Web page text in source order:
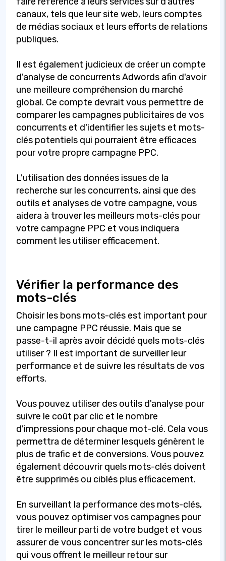
canaux, tels que leur site web, leurs comptes
de médias sociaux et leurs efforts de relations
publiques.
Il est également judicieux de créer un compte
d'analyse de concurrents Adwords afin d'avoir
une meilleure compréhension du marché
global. Ce compte devrait vous permettre de
comparer les campagnes publicitaires de vos
concurrents et d'identifier les sujets et mots-
clés potentiels qui pourraient être efficaces
pour votre propre campagne PPC.
L'utilisation des données issues de la
recherche sur les concurrents, ainsi que des
outils et analyses de votre campagne, vous
aidera à trouver les meilleurs mots-clés pour
votre campagne PPC et vous indiquera
comment les utiliser efficacement.
Vérifier la performance des
mots-clés
Choisir les bons mots-clés est important pour
une campagne PPC réussie. Mais que se
passe-t-il après avoir décidé quels mots-clés
utiliser ? Il est important de surveiller leur
performance et de suivre les résultats de vos
efforts.
Vous pouvez utiliser des outils d'analyse pour
suivre le coût par clic et le nombre
d'impressions pour chaque mot-clé. Cela vous
permettra de déterminer lesquels génèrent le
plus de trafic et de conversions. Vous pouvez
également découvrir quels mots-clés doivent
être supprimés ou ciblés plus efficacement.
En surveillant la performance des mots-clés,
vous pouvez optimiser vos campagnes pour
tirer le meilleur parti de votre budget et vous
assurer de vous concentrer sur les mots-clés
qui vous offrent le meilleur retour sur